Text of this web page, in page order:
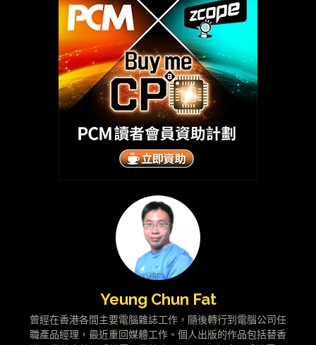
Yeung Chun Fat
曾經在香港各間主要電腦雜誌工作，隨後轉行到電腦公司任
職產品經理，最近重回媒體工作。個人出版的作品包括替香